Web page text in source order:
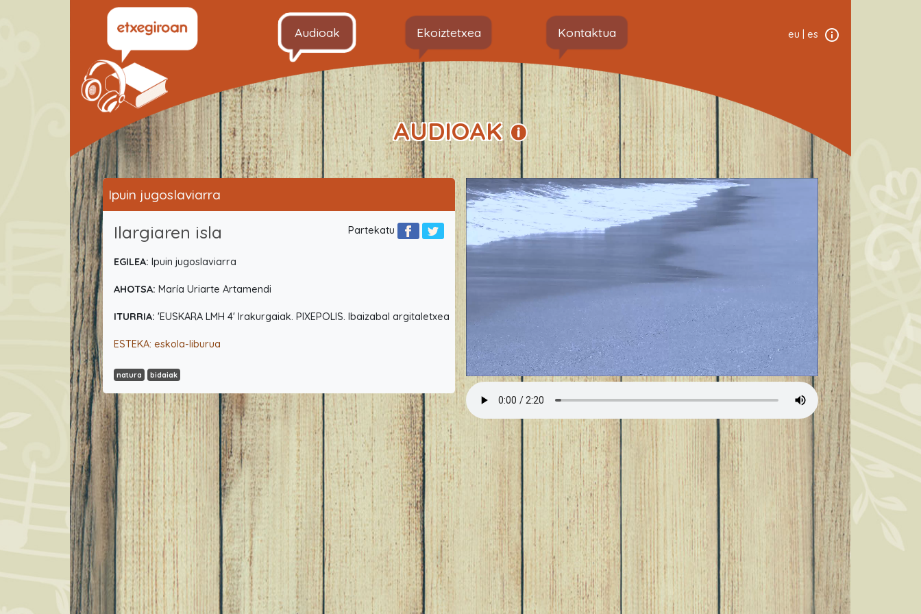
Audioak Ekoiztetxea Kontaktua eu es
AUDIOAK
Ipuin jugoslaviarra
Partekatu
Ilargiaren isla
EGILEA: Ipuin jugoslaviarra
AHOTSA: María Uriarte Artamendi
ITURRIA: 'EUSKARA LMH 4' Irakurgaiak. PIXEPOLIS. Ibaizabal argitaletxea
ESTEKA: eskola-liburua
natura bidaiak